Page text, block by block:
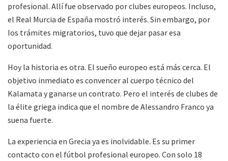
profesional. Allí fue observado por clubes europeos. Incluso,
el Real Murcia de España mostró interés. Sin embargo, por
los trámites migratorios, tuvo que dejar pasar esa
oportunidad.
Hoy la historia es otra. El sueño europeo está más cerca. El
objetivo inmediato es convencer al cuerpo técnico del
Kalamata y ganarse un contrato. Pero el interés de clubes de
la élite griega indica que el nombre de Alessandro Franco ya
suena fuerte.
La experiencia en Grecia ya es inolvidable. Es su primer
contacto con el fútbol profesional europeo. Con solo 18